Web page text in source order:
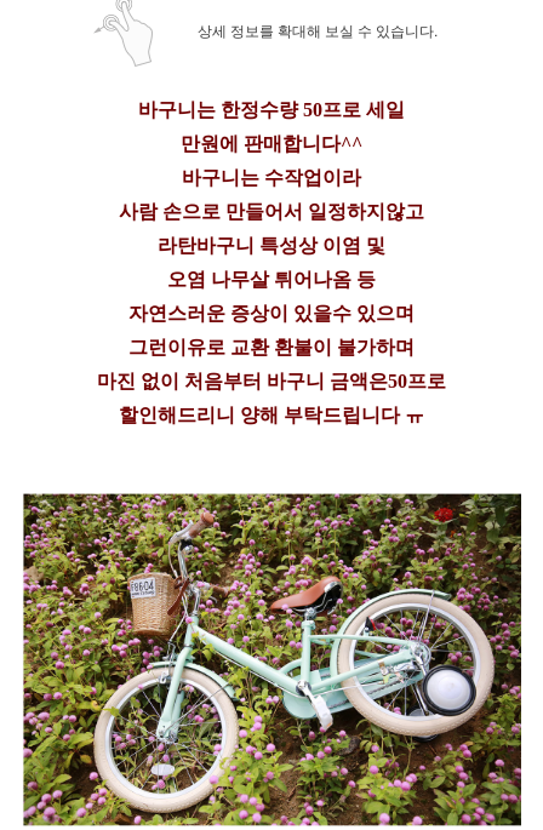
상세 정보를 확대해 보실 수 있습니다.
바구니는 한정수량 50프로 세일
만원에 판매합니다^^
바구니는 수작업이라
사람 손으로 만들어서 일정하지않고
라탄바구니 특성상 이염 및
오염 나무살 튀어나옴 등
자연스러운 증상이 있을수 있으며
그런이유로 교환 환불이 불가하며
마진 없이 처음부터 바구니 금액은50프로
할인해드리니 양해 부탁드립니다 ㅠ